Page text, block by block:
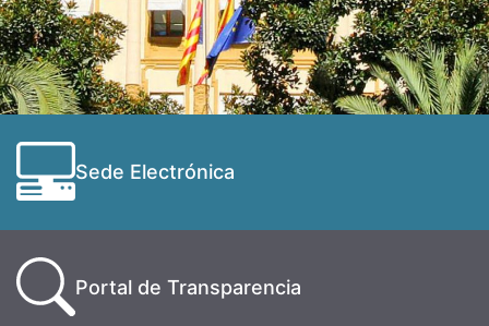
Sede Electrónica
Portal de Transparencia